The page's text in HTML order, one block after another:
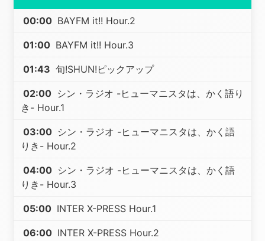
00:00 BAYFM it!! Hour.2
01:00 BAYFM it!! Hour.3
01:43 旬!SHUN!ピックアップ
02:00 シン・ラジオ -ヒューマニスタは、かく語り
き- Hour.1
03:00 シン・ラジオ -ヒューマニスタは、かく語
りき- Hour.2
04:00 シン・ラジオ -ヒューマニスタは、かく語
りき- Hour.3
05:00 INTER X-PRESS Hour.1
06:00 INTER X-PRESS Hour.2